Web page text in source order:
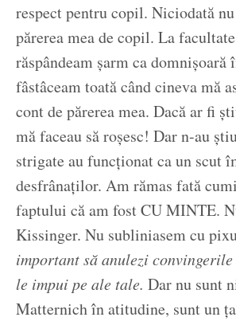
respect pentru copil. Niciodată
părerea mea de copil. La
răspândeam șarm ca domnișoară
fâstâceam toată când cineva mă
cont de părerea mea. Dacă ar fi
mă faceau să roșesc! Dar n-au
strigate au funcționat ca un scut
desfrânaților. Am rămas fată
faptului că am fost CU MINTE.
Kissinger. Nu subliniasem cu
important să anulezi
le impui pe ale tale. Dar nu sunt
Matternich în atitudine, sunt un